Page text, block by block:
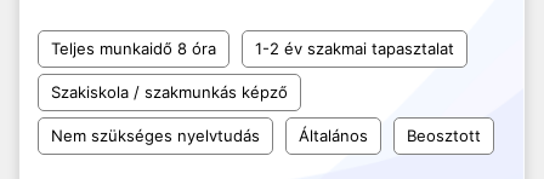
Teljes munkaidő 8 óra 1-2 év szakmai tapasztalat
Szakiskola / szakmunkás képző
Nem szükséges nyelvtudás Általános Beosztott